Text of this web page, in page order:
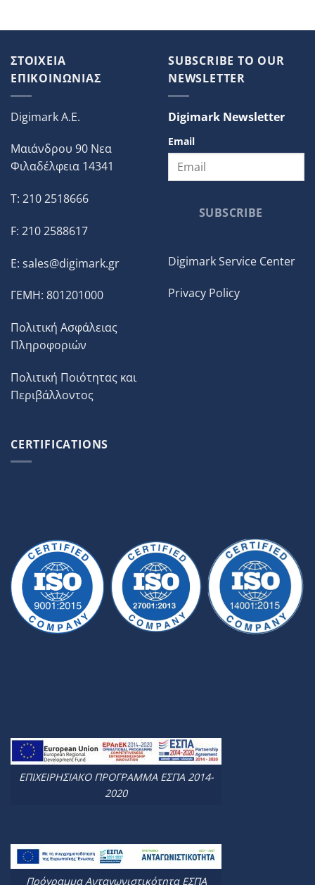
ΣΤΟΙΧΕΙΑ
ΕΠΙΚΟΙΝΩΝΙΑΣ
Digimark A.E.
Μαιάνδρου 90 Νεα
Φιλαδέλφεια 14341
T: 210 2518666
F: 210 2588617
E: sales@digimark.gr
ΓΕΜΗ: 801201000
Πολιτική Ασφάλειας
Πληροφοριών
Πολιτική Ποιότητας και
Περιβάλλοντος
SUBSCRIBE TO OUR
NEWSLETTER
Digimark Newsletter
Email
SUBSCRIBE
Digimark Service Center
Privacy Policy
CERTIFICATIONS
ΕΠΙΧΕΙΡΗΣΙΑΚΟ ΠΡΟΓΡΑΜΜΑ ΕΣΠΑ 2014-
2020
Πρόγραμμα Ανταγωνιστικότητα ΕΣΠΑ